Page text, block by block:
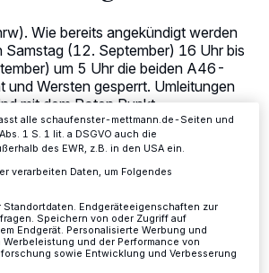
Wie bereits angekündigt werden
Samstag (12. September) 16 Uhr bis
um 5 Uhr die beiden A46-
und Wersten gesperrt. Umleitungen
mit dem Roten Punkt
nicht mehr so relevant für Sie. Sie können
wieder aufrufen, um Ihre Einstellungen zu
zu widerrufen, indem Sie auf den Link
am unteren Rand der Webseite klicken.
innerhalb unseres Website. Weitere
in unserer Datenschutzerklärung.
alle schaufenster-mettmann.de-Seiten und
1 S. 1 lit. a DSGVO auch die
des EWR, z.B. in den USA ein.
verarbeiten Daten, um Folgendes
Standortdaten. Endgeräteeigenschaften zur
Speichern von oder Zugriff auf
Endgerät. Personalisierte Werbung und
Werbeleistung und der Performance von
sowie Entwicklung und Verbesserung